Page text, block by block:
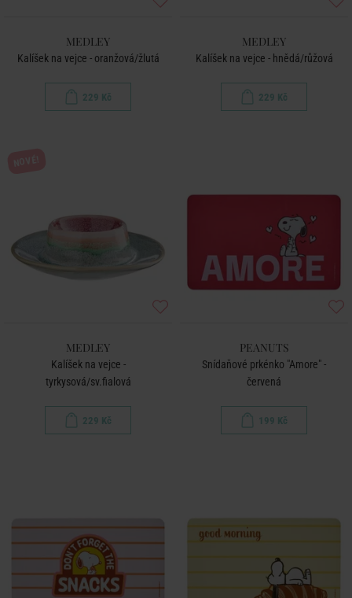
MEDLEY
Kalíšek na vejce - oranžová/žlutá
229 Kč
MEDLEY
Kalíšek na vejce - hnědá/růžová
229 Kč
MEDLEY
Kalíšek na vejce -
tyrkysová/sv.fialová
229 Kč
PEANUTS
Snídaňové prkénko "Amore" -
červená
199 Kč